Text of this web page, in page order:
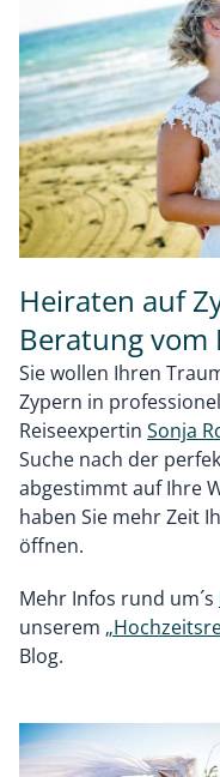
Heiraten auf
Beratung vom
Sie wollen Ihren
Zypern in
Reiseexpertin Sonja
Suche nach der
abgestimmt auf Ihre
haben Sie mehr Zeit
öffnen.
Mehr Infos rund um´s
unserem
Blog.